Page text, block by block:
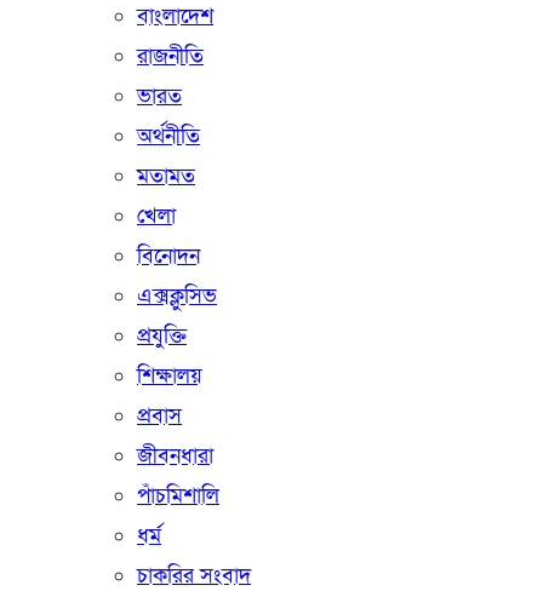
বাংলাদেশ
রাজনীতি
ভারত
অর্থনীতি
মতামত
খেলা
বিনোদন
এক্সক্লুসিভ
প্রযুক্তি
শিক্ষালয়
প্রবাস
জীবনধারা
পাঁচমিশালি
ধর্ম
চাকরির সংবাদ